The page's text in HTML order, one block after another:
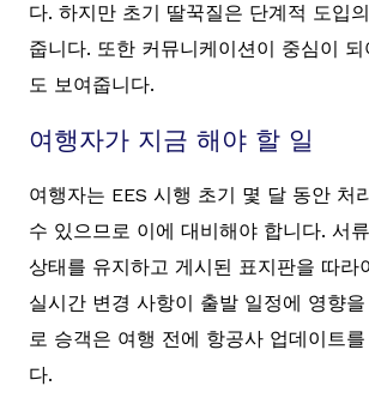
다. 하지만 초기 딸꾹질은 단계적 도입
줍니다. 또한 커뮤니케이션이 중심이
도 보여줍니다.
여행자가 지금 해야 할 일
여행자는 EES 시행 초기 몇 달 동안 처
수 있으므로 이에 대비해야 합니다. 서
상태를 유지하고 게시된 표지판을 따라
실시간 변경 사항이 출발 일정에 영향
로 승객은 여행 전에 항공사 업데이트
다.